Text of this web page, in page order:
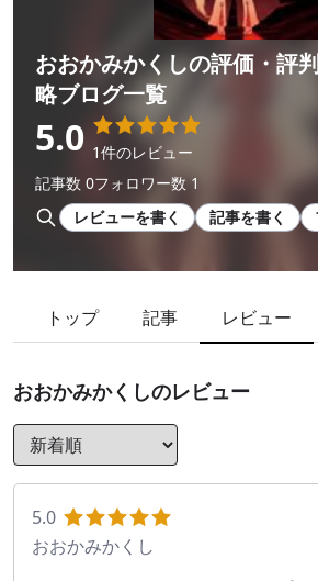
おおかみかくしの評価・評
略ブログ一覧
5.0 1件のレビュー
記事数 0フォロワー数 1
レビューを書く
記事を書く
トップ 記事 レビュー
おおかみかくしのレビュー
5.0
おおかみかくし